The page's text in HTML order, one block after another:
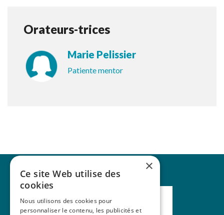
Orateurs-trices
Marie Pelissier
Patiente mentor
×
Ce site Web utilise des
cookies
Nous utilisons des cookies pour
personnaliser le contenu, les publicités et